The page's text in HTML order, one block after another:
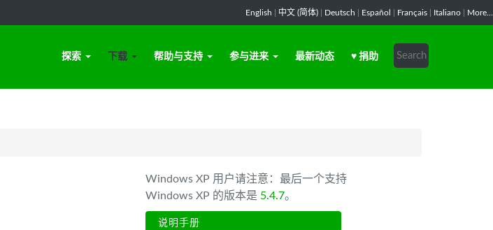
English 中文 (简体) Deutsch Español Français Italiano More...
探索 下载 帮助与支持 参与进来 最新动态 ♥ 捐助
Windows XP 用户请注意：最后一个支持
Windows XP 的版本是 5.4.7。
说明手册